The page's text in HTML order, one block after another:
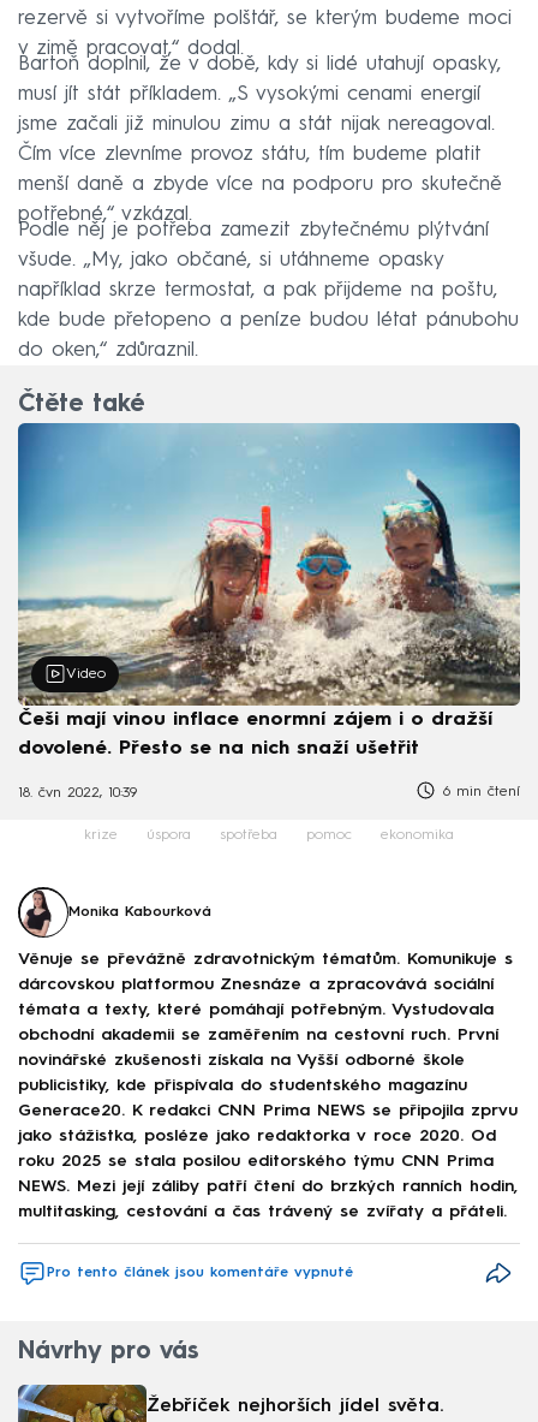
rezervě si vytvoříme polštář, se kterým budeme moci
v zimě pracovat,“ dodal.
Bartoň doplnil, že v době, kdy si lidé utahují opasky,
musí jít stát příkladem. „S vysokými cenami energií
jsme začali již minulou zimu a stát nijak nereagoval.
Čím více zlevníme provoz státu, tím budeme platit
menší daně a zbyde více na podporu pro skutečně
potřebné,“ vzkázal.
Podle něj je potřeba zamezit zbytečnému plýtvání
všude. „My, jako občané, si utáhneme opasky
například skrze termostat, a pak přijdeme na poštu,
kde bude přetopeno a peníze budou létat pánubohu
do oken,“ zdůraznil.
Čtěte také
Video
Češi mají vinou inflace enormní zájem i o dražší
dovolené. Přesto se na nich snaží ušetřit
18. čvn 2022, 10:39 6 min čtení
krize úspora spotřeba pomoc ekonomika
Monika Kabourková
Věnuje se převážně zdravotnickým tématům. Komunikuje s
dárcovskou platformou Znesnáze a zpracovává sociální
témata a texty, které pomáhají potřebným. Vystudovala
obchodní akademii se zaměřením na cestovní ruch. První
novinářské zkušenosti získala na Vyšší odborné škole
publicistiky, kde přispívala do studentského magazínu
Generace20. K redakci CNN Prima NEWS se připojila zprvu
jako stážistka, posléze jako redaktorka v roce 2020. Od
roku 2025 se stala posilou editorského týmu CNN Prima
NEWS. Mezi její záliby patří čtení do brzkých ranních hodin,
multitasking, cestování a čas trávený se zvířaty a přáteli.
Pro tento článek jsou komentáře vypnuté
Návrhy pro vás
Žebříček nejhorších jídel světa.